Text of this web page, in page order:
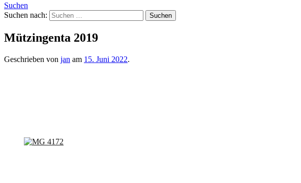
Suchen
Suchen nach:
Mützingenta 2019
Geschrieben von jan am 15. Juni 2022.